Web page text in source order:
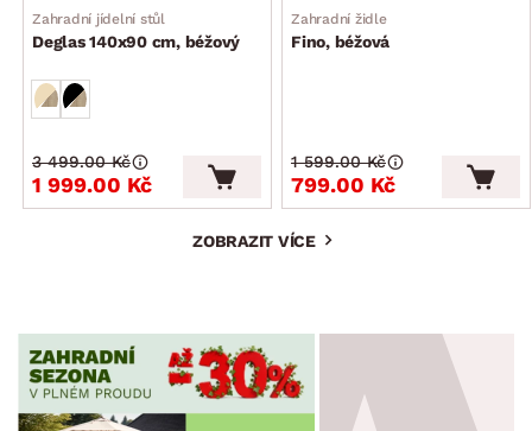
Zahradní jídelní stůl
Deglas 140x90 cm, béžový
1 999.00 Kč
3 499.00 Kč
Zahradní židle
Fino, béžová
799.00 Kč
1 599.00 Kč
ZOBRAZIT VÍCE